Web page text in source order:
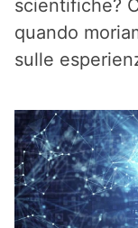
scientifiche?
quando
sulle